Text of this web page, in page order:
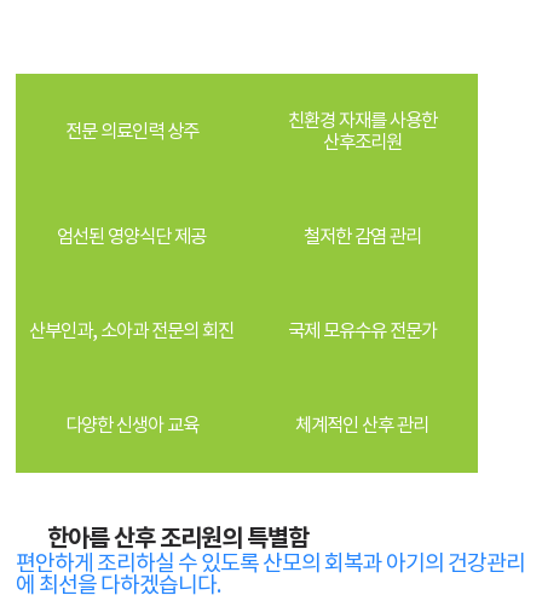
전문 의료인력 상주
친환경 자재를 사용한
산후조리원
엄선된 영양식단 제공 철저한 감염 관리
산부인과, 소아과 전문의 회진 국제 모유수유 전문가
다양한 신생아 교육 체계적인 산후 관리
한아름 산후 조리원의 특별함
편안하게 조리하실 수 있도록 산모의 회복과 아기의 건강관리
에 최선을 다하겠습니다.